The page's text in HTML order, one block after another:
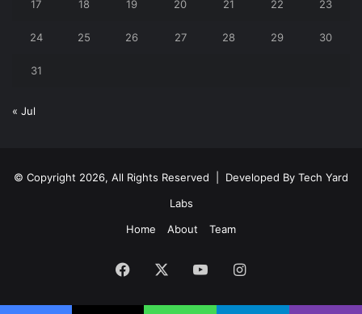
17 18 19 20 21 22 23
24 25 26 27 28 29 30
31
« Jul
© Copyright 2026, All Rights Reserved | Developed By Tech Yard
Labs
Home
About Team
Facebook YouTubeInstagram